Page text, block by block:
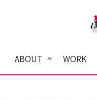
ABOUT WORK